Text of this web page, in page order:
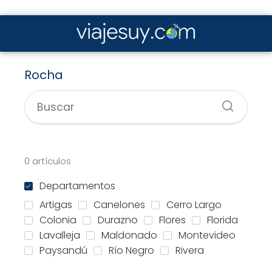
Rocha
0 artículos
Departamentos
Artigas
Canelones
Cerro Largo
Colonia
Durazno Flores
Florida
Lavalleja
Maldonado
Montevideo
Paysandú
Río Negro
Rivera